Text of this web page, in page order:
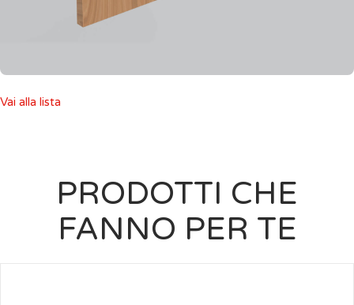
Vai alla lista
PRODOTTI CHE
FANNO PER TE